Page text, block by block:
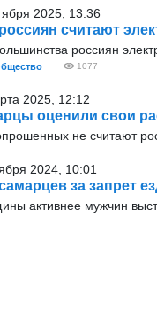
2025, 13:36
считают
россиян
1077
2025, 12:12
оценили свои
не считают
2024, 10:01
за запрет
активнее мужчин